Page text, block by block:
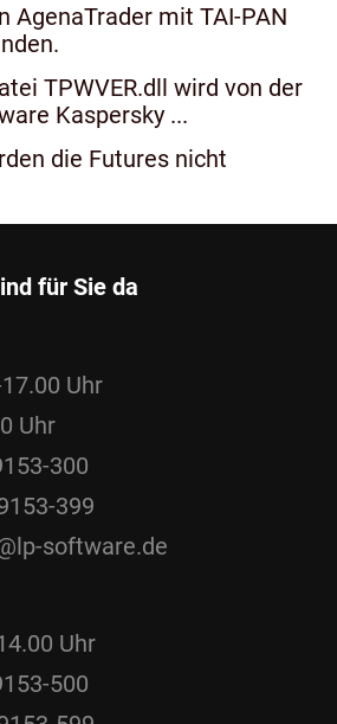
AgenaTrader mit TAI-PAN
TPWVER.dll wird von der
Kaspersky ...
die Futures nicht
für Sie da
Uhr
Uhr
300
399
software.de
Uhr
500